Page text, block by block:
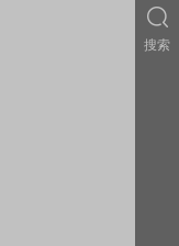
搜索